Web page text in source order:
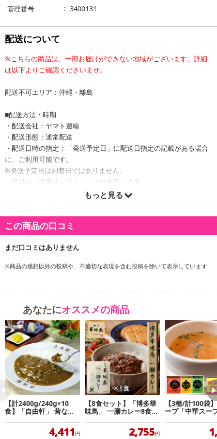
管理番号
3400131
配送について
※こちらの商品は、一部お届けができない地域がございます。詳細
は以下よりご確認くださいませ。
配送不可エリア：沖縄・離島
■配送方法・時期
・配送会社：ヤマト運輸
・配送形態：通常配送
・配送日時の指定：「発送予定日」に配送日指定の記載がある場合
に、ご利用可能です。
※発送予定日は到着日ではありません。
・商品は「産直オンライン」より出荷します。
商品詳細
です。泉州産の玉葱をじっくり炒めて、店舗でも使用しているオリ
ジナルのカレーパウダーを使用し、スパイスのきいた本格的なカレ
もっと見る
この商品の口コミ
※商品の感想以外の投稿や、不適切な表現を含む投稿を除いて表示しています
あなたにオススメの商品
【計2400g/240g×10
食】「自由軒」 昔なが
4,411 円
【8食セット】「博多華
味鳥」 一膳カレー8食セ
2,755円
【3種/計100袋
ープ「中華スー
ニオンスープ」
スープ」(個包装)